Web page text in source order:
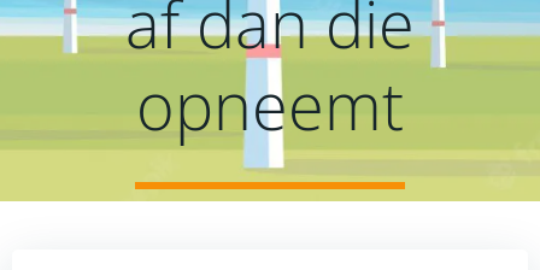
af dan die
opneemt